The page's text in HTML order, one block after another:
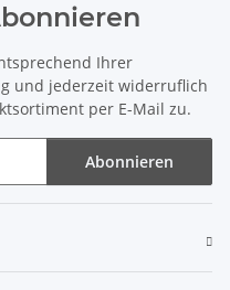
Ihrer
und jederzeit widerruflich
per E-Mail zu.
Abonnieren